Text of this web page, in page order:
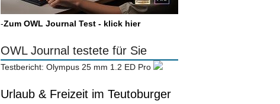
-Zum OWL Journal Test - klick hier
OWL Journal testete für Sie
Testbericht: Olympus 25 mm 1.2 ED Pro
Urlaub & Freizeit im Teutoburger